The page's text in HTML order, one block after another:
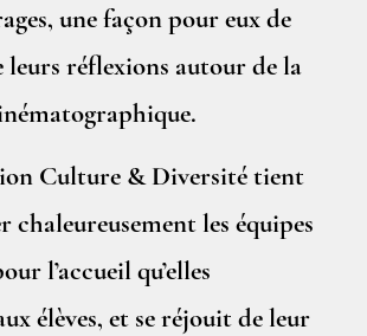
une façon pour eux de
leurs réflexions autour de la
Culture & Diversité tient
chaleureusement les équipes
l’accueil qu’elles
élèves, et se réjouit de leur